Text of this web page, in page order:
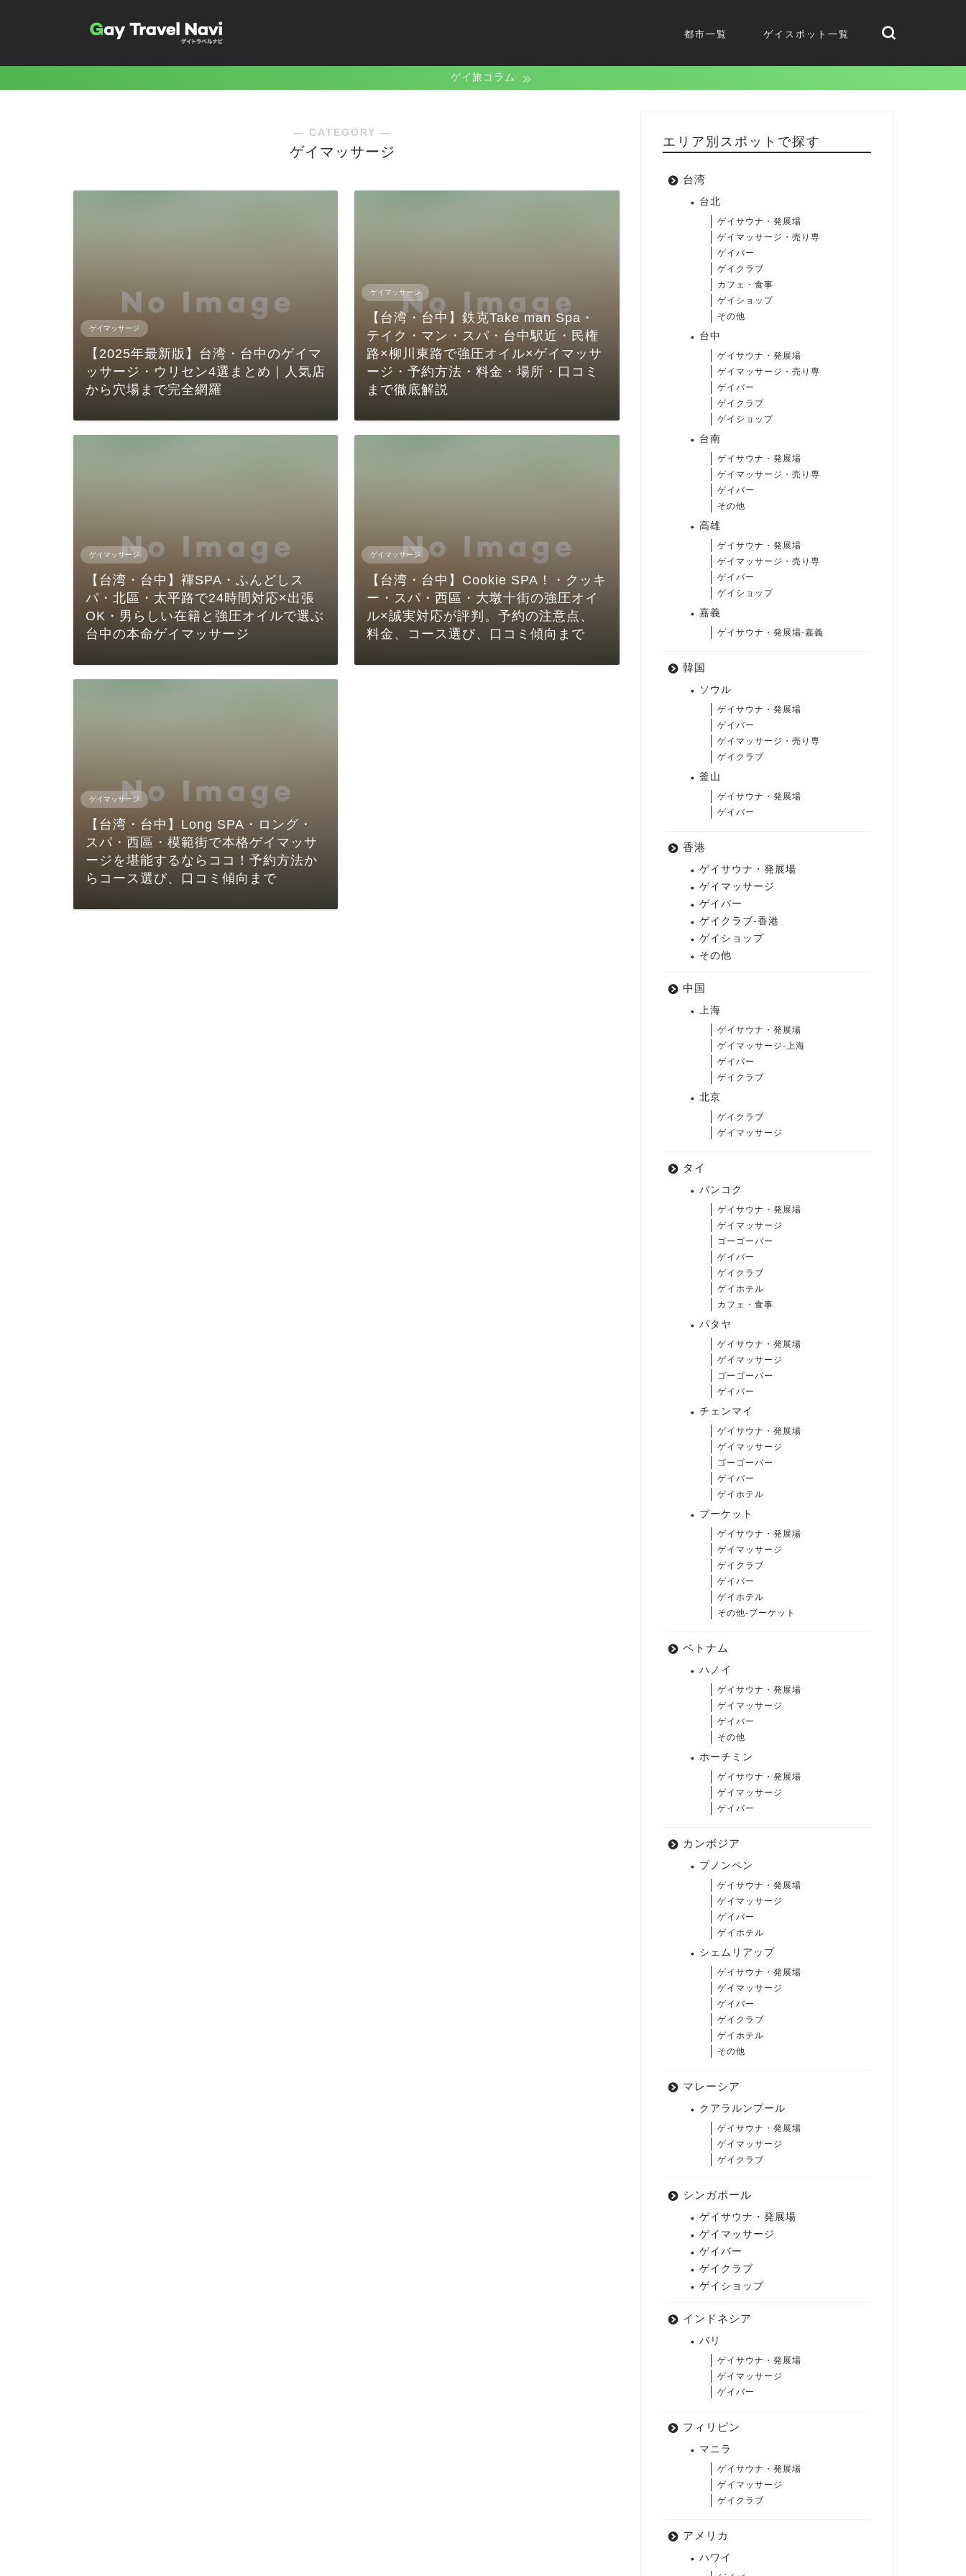
都市一覧 ゲイスポット一覧
ゲイ旅コラム
― CATEGORY ―
ゲイマッサージ
ゲイマッサージ
【2025年最新版】台湾・台中のゲイマ
ッサージ・ウリセン4選まとめ｜人気店
から穴場まで完全網羅
ゲイマッサージ
【台湾・台中】鉄克Take man Spa・
テイク・マン・スパ・台中駅近・民権
路×柳川東路で強圧オイル×ゲイマッサ
ージ・予約方法・料金・場所・口コミ
まで徹底解説
ゲイマッサージ
【台湾・台中】褌SPA・ふんどしス
パ・北區・太平路で24時間対応×出張
OK・男らしい在籍と強圧オイルで選ぶ
台中の本命ゲイマッサージ
ゲイマッサージ
【台湾・台中】Cookie SPA！・クッキ
ー・スパ・西區・大墩十街の強圧オイ
ル×誠実対応が評判。予約の注意点、
料金、コース選び、口コミ傾向まで
ゲイマッサージ
【台湾・台中】Long SPA・ロング・
スパ・西區・模範街で本格ゲイマッサ
ージを堪能するならココ！予約方法か
らコース選び、口コミ傾向まで
エリア別スポットで探す
台湾
台北
ゲイサウナ・発展場
ゲイマッサージ・売り専
ゲイバー
ゲイクラブ
カフェ・食事
ゲイショップ
その他
台中
ゲイサウナ・発展場
ゲイマッサージ・売り専
ゲイバー
ゲイクラブ
ゲイショップ
台南
ゲイサウナ・発展場
ゲイマッサージ・売り専
ゲイバー
その他
高雄
ゲイサウナ・発展場
ゲイマッサージ・売り専
ゲイバー
ゲイショップ
嘉義
ゲイサウナ・発展場-嘉義
韓国
ソウル
ゲイサウナ・発展場
ゲイバー
ゲイマッサージ・売り専
ゲイクラブ
釜山
ゲイサウナ・発展場
ゲイバー
香港
ゲイサウナ・発展場
ゲイマッサージ
ゲイバー
ゲイクラブ-香港
ゲイショップ
その他
中国
上海
ゲイサウナ・発展場
ゲイマッサージ-上海
ゲイバー
ゲイクラブ
北京
ゲイクラブ
ゲイマッサージ
タイ
バンコク
ゲイサウナ・発展場
ゲイマッサージ
ゴーゴーバー
ゲイバー
ゲイクラブ
ゲイホテル
カフェ・食事
パタヤ
ゲイサウナ・発展場
ゲイマッサージ
ゴーゴーバー
ゲイバー
チェンマイ
ゲイサウナ・発展場
ゲイマッサージ
ゴーゴーバー
ゲイバー
ゲイホテル
プーケット
ゲイサウナ・発展場
ゲイマッサージ
ゲイクラブ
ゲイバー
ゲイホテル
その他-プーケット
ベトナム
ハノイ
ゲイサウナ・発展場
ゲイマッサージ
ゲイバー
その他
ホーチミン
ゲイサウナ・発展場
ゲイマッサージ
ゲイバー
カンボジア
プノンペン
ゲイサウナ・発展場
ゲイマッサージ
ゲイバー
ゲイホテル
シェムリアップ
ゲイサウナ・発展場
ゲイマッサージ
ゲイバー
ゲイクラブ
ゲイホテル
その他
マレーシア
クアラルンプール
ゲイサウナ・発展場
ゲイマッサージ
ゲイクラブ
シンガポール
ゲイサウナ・発展場
ゲイマッサージ
ゲイバー
ゲイクラブ
ゲイショップ
インドネシア
バリ
ゲイサウナ・発展場
ゲイマッサージ
ゲイバー
フィリピン
マニラ
ゲイサウナ・発展場
ゲイマッサージ
ゲイクラブ
アメリカ
ハワイ